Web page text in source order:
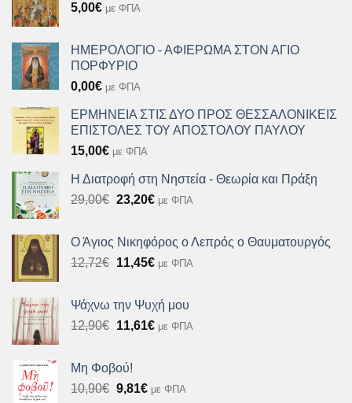
5,00€ με ΦΠΑ
ΗΜΕΡΟΛΟΓΙΟ - ΑΦΙΕΡΩΜΑ ΣΤΟΝ ΑΓΙΟ
ΠΟΡΦΥΡΙΟ
0,00€ με ΦΠΑ
ΕΡΜΗΝΕΙΑ ΣΤΙΣ ΔΥΟ ΠΡΟΣ ΘΕΣΣΑΛΟΝΙΚΕΙΣ
ΕΠΙΣΤΟΛΕΣ ΤΟΥ ΑΠΟΣΤΟΛΟΥ ΠΑΥΛΟΥ
15,00€ με ΦΠΑ
Η Διατροφή στη Νηστεία - Θεωρία και Πράξη
29,00€ Original
29,00€.
23,20€Η
είναι:
23,20€.
με ΦΠΑ
Ο Άγιος Νικηφόρος ο Λεπρός ο Θαυματουργός
12,72€ Original
12,72€.
11,45€Η
είναι:
11,45€.
με ΦΠΑ
Ψάχνω την Ψυχή μου
12,90€ Original
12,90€.
11,61€Η
11,61€.
με ΦΠΑ
Μη Φοβού!
10,90€ Original
9,81€Ημε ΦΠΑ